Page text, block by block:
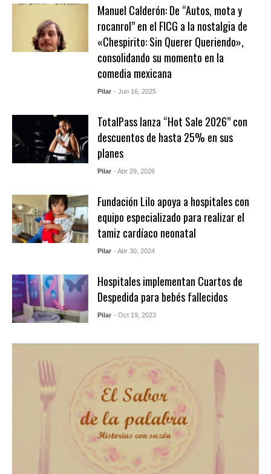
Manuel Calderón: De “Autos, mota y
rocanrol” en el FICG a la nostalgia de
«Chespirito: Sin Querer Queriendo»,
consolidando su momento en la
comedia mexicana
Pilar - Jun 16, 2025
TotalPass lanza “Hot Sale 2026” con
descuentos de hasta 25% en sus
planes
Pilar - Abr 29, 2026
Fundación Lilo apoya a hospitales con
equipo especializado para realizar el
tamiz cardíaco neonatal
Pilar - Abr 30, 2024
Hospitales implementan Cuartos de
Despedida para bebés fallecidos
Pilar - Oct 19, 2023